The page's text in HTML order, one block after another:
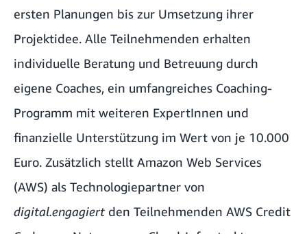
ersten Planungen bis zur Umsetzung ihrer
Projektidee. Alle Teilnehmenden erhalten
individuelle Beratung und Betreuung durch
eigene Coaches, ein umfangreiches Coaching-
Programm mit weiteren ExpertInnen und
finanzielle Unterstützung im Wert von je 10.000
Euro. Zusätzlich stellt Amazon Web Services
(AWS) als Technologiepartner von
digital.engagiert den Teilnehmenden AWS Credit